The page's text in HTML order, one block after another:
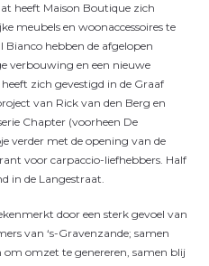
heeft Maison Boutique zich
meubels en woonaccessoires te
Bianco hebben de afgelopen
verbouwing en een nieuwe
zich gevestigd in de Graaf
van Rick van den Berg en
Chapter (voorheen De
verder met de opening van de
voor carpaccio-liefhebbers. Half
in de Langestraat.
door een sterk gevoel van
van ‘s-Gravenzande; samen
om omzet te genereren, samen blij